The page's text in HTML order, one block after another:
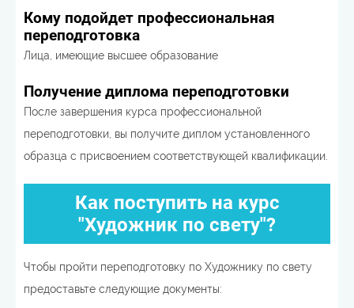
Кому подойдет профессиональная
переподготовка
Лица, имеющие высшее образование
Получение диплома переподготовки
После завершения курса профессиональной
переподготовки, вы получите диплом установленного
образца с присвоением соответствующей квалификации.
Как поступить на курс
"Художник по свету"?
Чтобы пройти переподготовку по Художнику по свету
предоставьте следующие документы: